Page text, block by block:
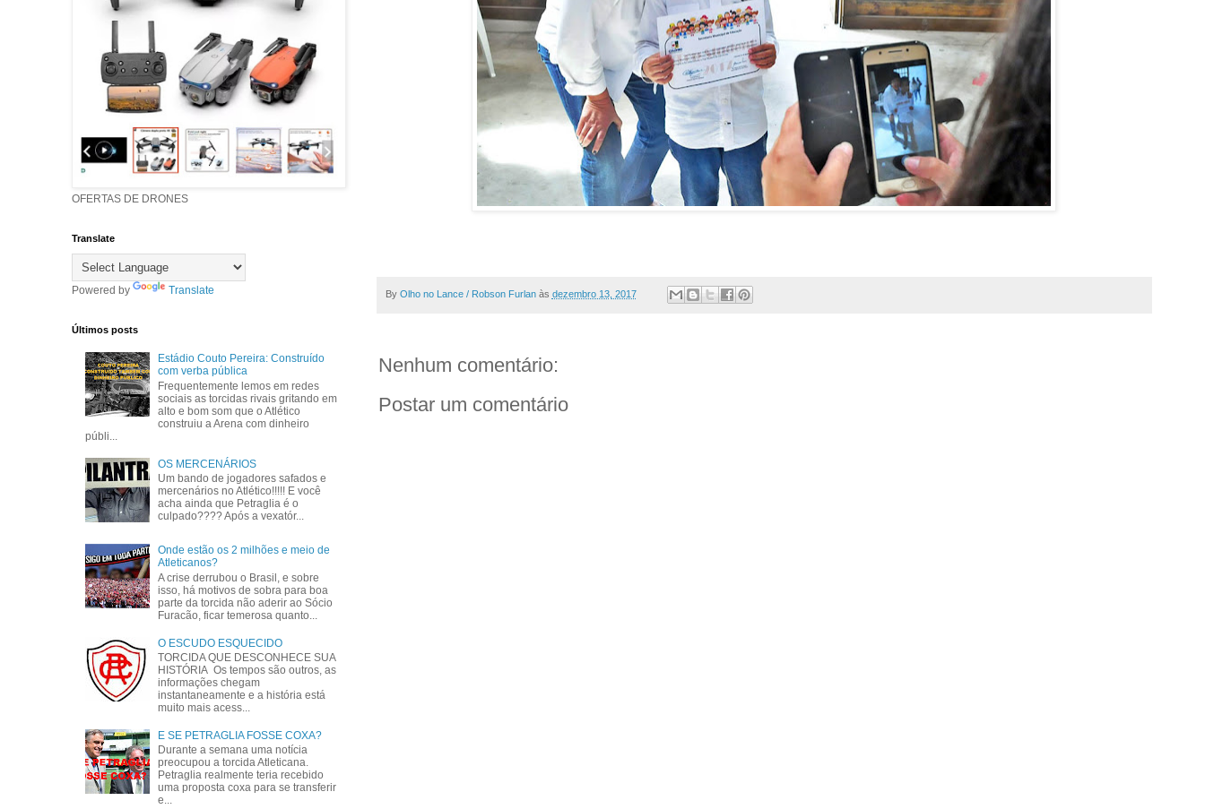
By Olho no Lance / Robson Furlan às dezembro 13, 2017
Nenhum comentário:
Postar um comentário
OFERTAS DE DRONES
Translate
Powered by Translate
Últimos posts
Estádio Couto Pereira: Construído
com verba pública
Frequentemente lemos em redes
sociais as torcidas rivais gritando em
alto e bom som que o Atlético
construiu a Arena com dinheiro
públi...
OS MERCENÁRIOS
Um bando de jogadores safados e
mercenários no Atlético!!!!! E você
acha ainda que Petraglia é o
culpado???? Após a vexatór...
Onde estão os 2 milhões e meio de
Atleticanos?
A crise derrubou o Brasil, e sobre
isso, há motivos de sobra para boa
parte da torcida não aderir ao Sócio
Furacão, ficar temerosa quanto...
O ESCUDO ESQUECIDO
TORCIDA QUE DESCONHECE SUA
HISTÓRIA Os tempos são outros, as
informações chegam
instantaneamente e a história está
muito mais acess...
E SE PETRAGLIA FOSSE COXA?
Durante a semana uma notícia
preocupou a torcida Atleticana.
Petraglia realmente teria recebido
uma proposta coxa para se transferir
e...